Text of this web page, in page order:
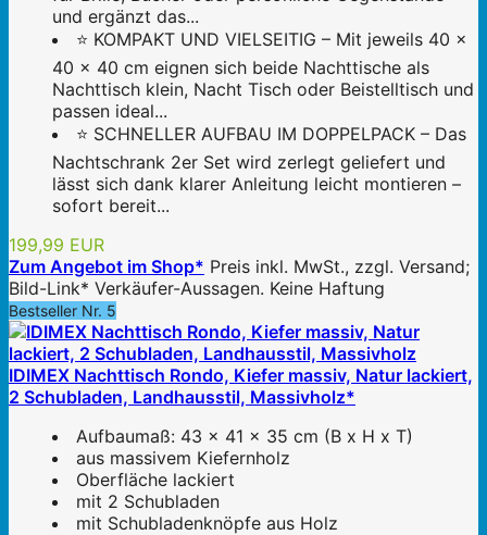
und ergänzt das...
⭐ KOMPAKT UND VIELSEITIG – Mit jeweils 40 ×
40 × 40 cm eignen sich beide Nachttische als
Nachttisch klein, Nacht Tisch oder Beistelltisch und
passen ideal...
⭐ SCHNELLER AUFBAU IM DOPPELPACK – Das
Nachtschrank 2er Set wird zerlegt geliefert und
lässt sich dank klarer Anleitung leicht montieren –
sofort bereit...
199,99 EUR
Zum Angebot im Shop* Preis inkl. MwSt., zzgl. Versand;
Bild-Link* Verkäufer-Aussagen. Keine Haftung
Bestseller Nr. 5
IDIMEX Nachttisch Rondo, Kiefer massiv, Natur lackiert,
2 Schubladen, Landhausstil, Massivholz*
Aufbaumaß: 43 x 41 x 35 cm (B x H x T)
aus massivem Kiefernholz
Oberfläche lackiert
mit 2 Schubladen
mit Schubladenknöpfe aus Holz